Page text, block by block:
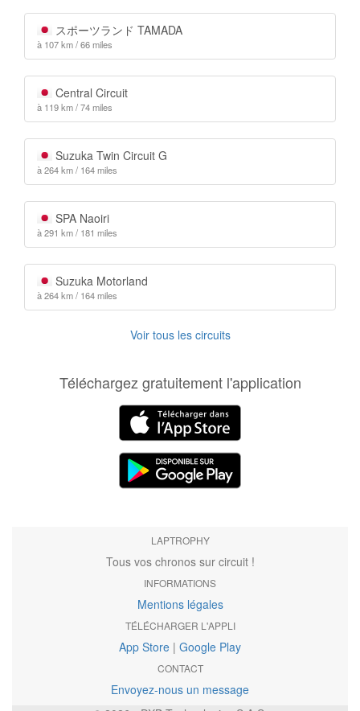
スポーツランド TAMADA
à 107 km / 66 miles
Central Circuit
à 119 km / 74 miles
Suzuka Twin Circuit G
à 264 km / 164 miles
SPA Naoiri
à 291 km / 181 miles
Suzuka Motorland
à 264 km / 164 miles
Voir tous les circuits
Téléchargez gratuitement l'application
LAPTROPHY
Tous vos chronos sur circuit !
INFORMATIONS
Mentions légales
TÉLÉCHARGER L'APPLI
App Store | Google Play
CONTACT
Envoyez-nous un message